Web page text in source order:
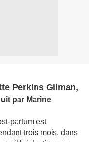
Perkins Gilman,
par Marine
partum est
trois mois, dans